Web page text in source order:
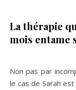
La thérapie
mois entame
Non pas par
le cas de Sarah